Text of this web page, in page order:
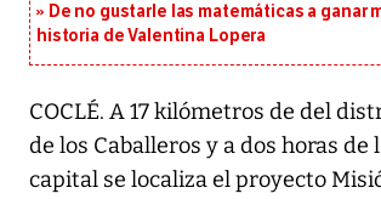
De no gustarle las matemáticas a ganar
historia de Valentina Lopera
COCLÉ. A 17 kilómetros de del
de los Caballeros y a dos horas de
capital se localiza el proyecto